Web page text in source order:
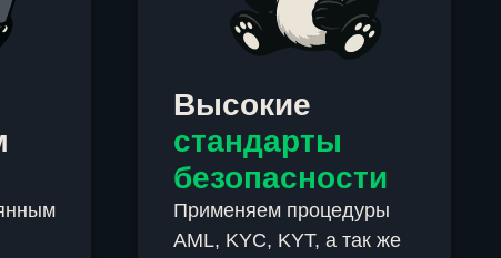
Высокие
стандарты
безопасности
Применяем процедуры
AML, KYC, KYT, а так же